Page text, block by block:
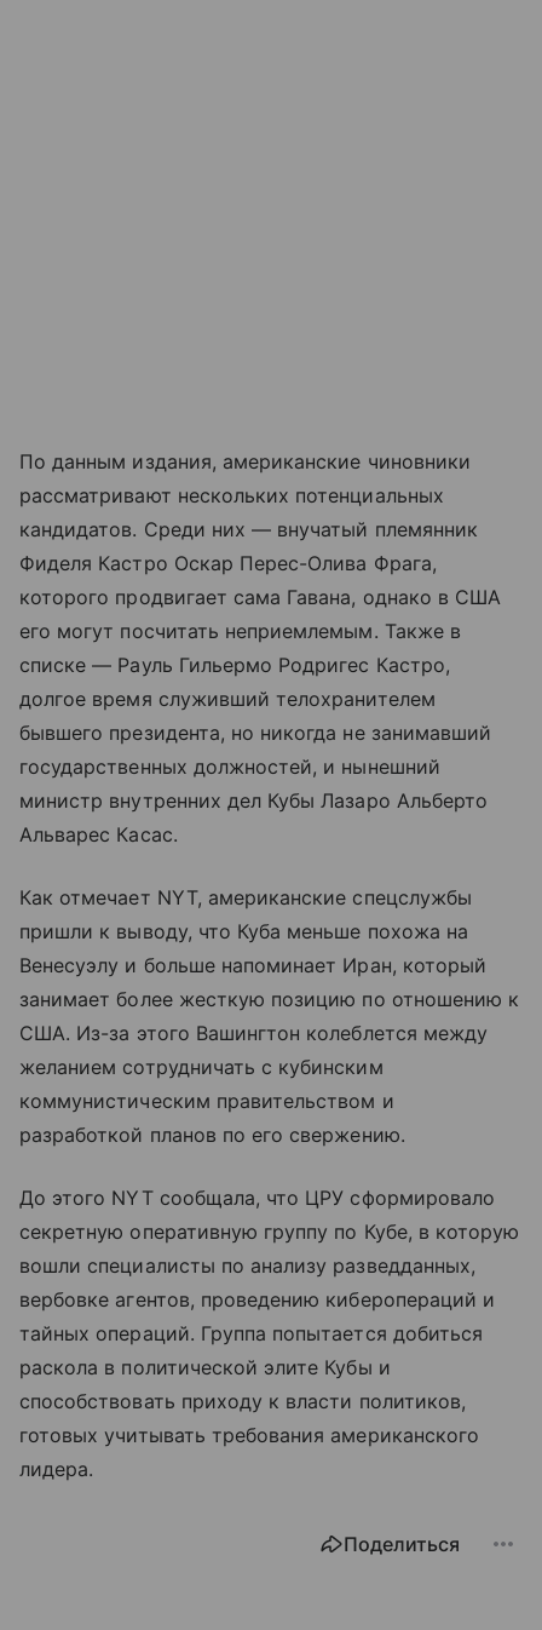
По данным издания, американские чиновники
рассматривают нескольких потенциальных
кандидатов. Среди них — внучатый племянник
Фиделя Кастро Оскар Перес-Олива Фрага,
которого продвигает сама Гавана, однако в США
его могут посчитать неприемлемым. Также в
списке — Рауль Гильермо Родригес Кастро,
долгое время служивший телохранителем
бывшего президента, но никогда не занимавший
государственных должностей, и нынешний
министр внутренних дел Кубы Лазаро Альберто
Альварес Касас.
Как отмечает NYT, американские спецслужбы
пришли к выводу, что Куба меньше похожа на
Венесуэлу и больше напоминает Иран, который
занимает более жесткую позицию по отношению к
США. Из-за этого Вашингтон колеблется между
желанием сотрудничать с кубинским
коммунистическим правительством и
разработкой планов по его свержению.
До этого NYT сообщала, что ЦРУ сформировало
секретную оперативную группу по Кубе, в которую
вошли специалисты по анализу разведданных,
вербовке агентов, проведению киберопераций и
тайных операций. Группа попытается добиться
раскола в политической элите Кубы и
способствовать приходу к власти политиков,
готовых учитывать требования американского
лидера.
Поделиться